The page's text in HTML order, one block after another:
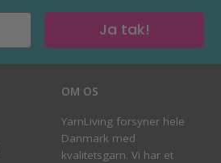
Ja tak!
OM OS
YarnLiving forsyner hele
Danmark med
kvalitetsgarn. Vi har et